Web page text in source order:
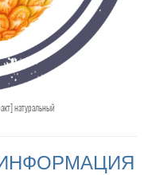
натуральный